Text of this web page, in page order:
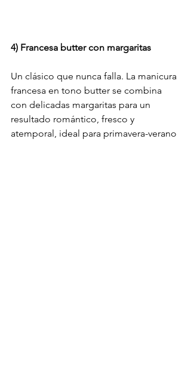
4) Francesa butter con margaritas
Un clásico que nunca falla. La manicura
francesa en tono butter se combina
con delicadas margaritas para un
resultado romántico, fresco y
atemporal, ideal para primavera-verano